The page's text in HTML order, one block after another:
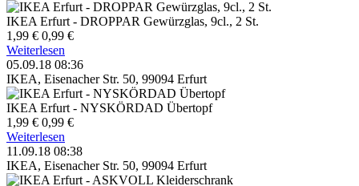
IKEA Erfurt - DROPPAR Gewürzglas, 9cl., 2 St.
1,99 € 0,99 €
Weiterlesen
05.09.18 08:36
IKEA, Eisenacher Str. 50, 99094 Erfurt
IKEA Erfurt - NYSKÖRDAD Übertopf
1,99 € 0,99 €
Weiterlesen
11.09.18 08:38
IKEA, Eisenacher Str. 50, 99094 Erfurt